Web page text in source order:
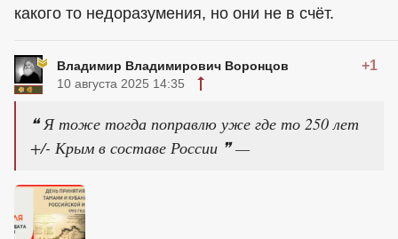
какого то недоразумения, но они не в счёт.
Владимир Владимирович Воронцов +1
10 августа 2025 14:35
❝ Я тоже тогда поправлю уже где то 250 лет
+/- Крым в составе России ❞ —